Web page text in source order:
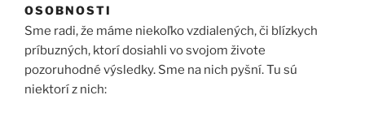
OSOBNOSTI
Sme radi, že máme niekoľko vzdialených, či blízkych
príbuzných, ktorí dosiahli vo svojom živote
pozoruhodné výsledky. Sme na nich pyšní. Tu sú
niektorí z nich: